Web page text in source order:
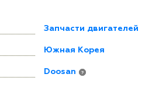
Запчасти двигателей
Южная Корея
Doosan ?